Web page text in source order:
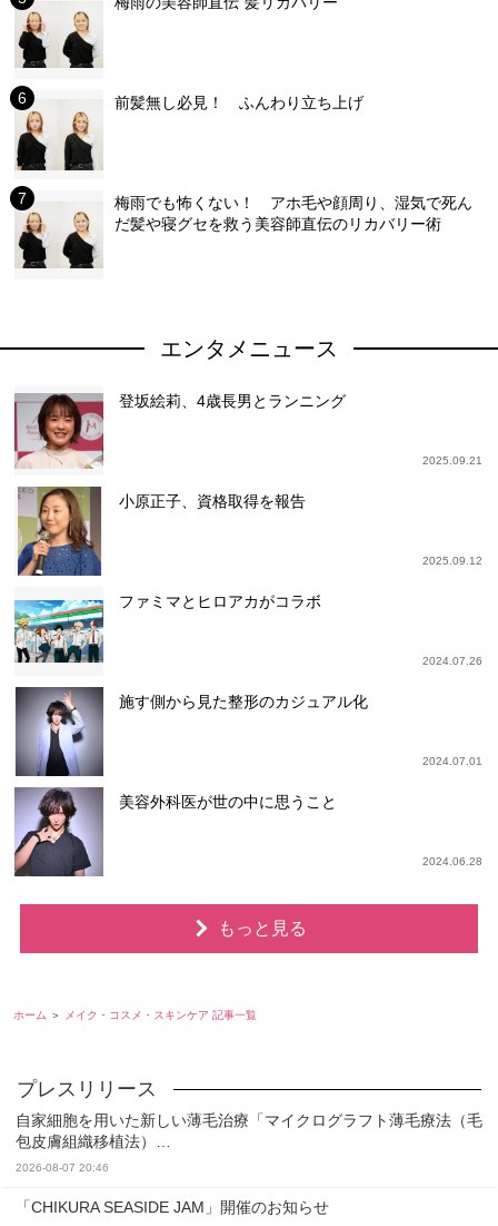
前髪無し必見！ ふんわり立ち上げ
梅雨でも怖くない！ アホ毛や顔周り、湿気で死ん
だ髪や寝グセを救う美容師直伝のリカバリー術
エンタメニュース
登坂絵莉、4歳長男とランニング
2025.09.21
小原正子、資格取得を報告
2025.09.12
ファミマとヒロアカがコラボ
2024.07.26
施す側から見た整形のカジュアル化
2024.07.01
美容外科医が世の中に思うこと
2024.06.28
もっと見る
ホーム メイク・コスメ・スキンケア 記事一覧
自家細胞を用いた新しい薄毛治療「マイクログラフト薄毛療法（毛
包皮膚組織移植法）…
2026-08-07 20:46
「CHIKURA SEASIDE JAM」開催のお知らせ